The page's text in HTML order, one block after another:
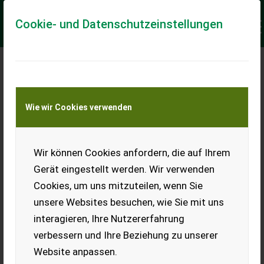
Cookie- und Datenschutzeinstellungen
Wie wir Cookies verwenden
Wir können Cookies anfordern, die auf Ihrem
Gerät eingestellt werden. Wir verwenden
Cookies, um uns mitzuteilen, wenn Sie
unsere Websites besuchen, wie Sie mit uns
interagieren, Ihre Nutzererfahrung
verbessern und Ihre Beziehung zu unserer
Website anpassen.
Keine Anfrage Möglich!
Jetzt Finanzierungsangebot
anfordern
unverbindlich & kostenlos!
Finanzierungsbetrag*